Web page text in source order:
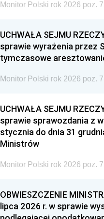
Monitor Polski rok 2026 poz.
UCHWAŁA SEJMU
sprawie wyrażenia przez
tymczasowe
Monitor Polski rok 2026 poz.
UCHWAŁA SEJMU
sprawie sprawozdania z
stycznia do dnia 31
Ministrów
Monitor Polski rok 2026 poz.
OBWIESZCZENIE
lipca 2026 r. w sprawie